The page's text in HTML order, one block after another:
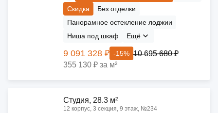
Скидка
Без отделки
Панорамное остекление лоджии
Ниша под шкаф
Ещё
9 091 328 ₽ -15% 10 695 680 ₽
355 130 ₽ за м²
Cтудия, 28.3 м²
12 корпус, 3 секция, 9 этаж, №234